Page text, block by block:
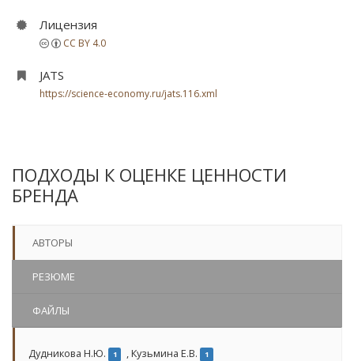
Лицензия
CC BY 4.0
JATS
https://science-economy.ru/jats.116.xml
ПОДХОДЫ К ОЦЕНКЕ ЦЕННОСТИ
БРЕНДА
АВТОРЫ
РЕЗЮМЕ
ФАЙЛЫ
Дудникова Н.Ю. 1 ,Кузьмина Е.В. 1